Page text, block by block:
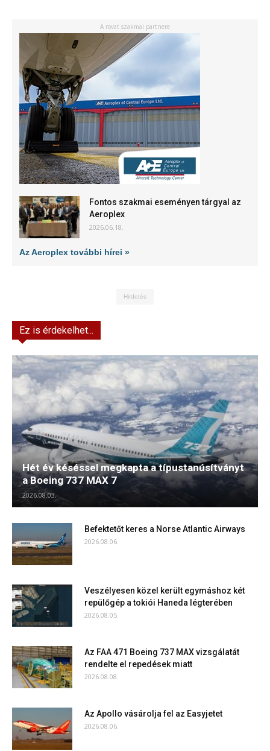
A rovat szakmai partnere
Fontos szakmai eseményen tárgyal az
Aeroplex
2026.06.18.
Az Aeroplex további hírei »
Hirdetés
Ez is érdekelhet...
Hét év késéssel megkapta a típustanúsítványt
a Boeing 737 MAX 7
2026.08.03.
Befektetőt keres a Norse Atlantic Airways
2026.08.06.
Veszélyesen közel került egymáshoz két
repülőgép a tokiói Haneda légterében
2026.08.05.
Az FAA 471 Boeing 737 MAX vizsgálatát
rendelte el repedések miatt
2026.08.08.
Az Apollo vásárolja fel az Easyjetet
2026.08.06.